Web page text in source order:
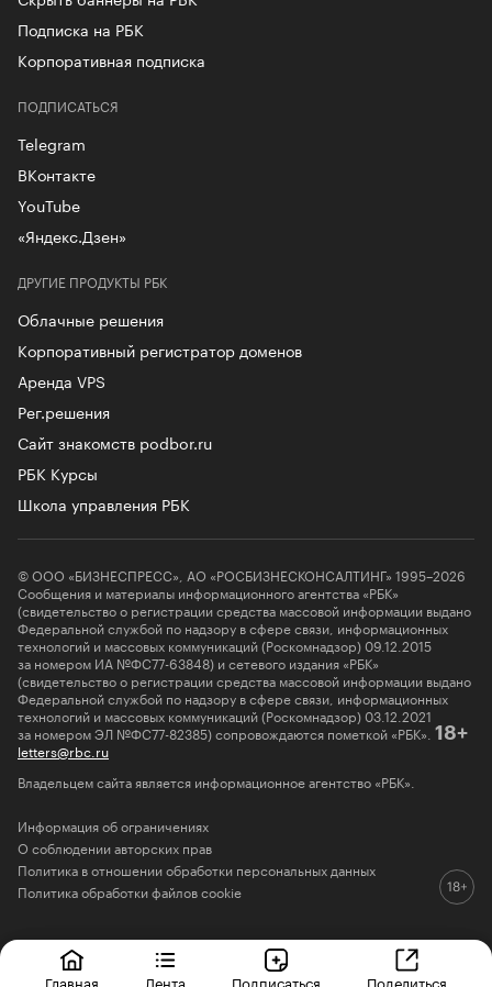
Подписка на РБК
Корпоративная подписка
ДРУГИЕ ПРОДУКТЫ РБК
Облачные решения
Корпоративный регистратор доменов
Аренда VPS
Рег.решения
Сайт знакомств podbor.ru
РБК Курсы
Школа управления РБК
ПОДПИСАТЬСЯ
Telegram
ВКонтакте
YouTube
«Яндекс.Дзен»
© ООО «БИЗНЕСПРЕСС», АО «РОСБИЗНЕСКОНСАЛТИНГ» 1995–2026
Сообщения и материалы информационного агентства «РБК»
(свидетельство о регистрации средства массовой информации выдано
Федеральной службой по надзору в сфере связи, информационных
технологий и массовых коммуникаций (Роскомнадзор) 09.12.2015
за номером ИА №ФС77-63848) и сетевого издания «РБК»
(свидетельство о регистрации средства массовой информации выдано
Федеральной службой по надзору в сфере связи, информационных
технологий и массовых коммуникаций (Роскомнадзор) 03.12.2021
за номером ЭЛ №ФС77-82385) сопровождаются пометкой «РБК». 18+
letters@rbc.ru
Владельцем сайта является информационное агентство «РБК».
Информация об ограничениях
О соблюдении авторских прав
Политика в отношении обработки персональных данных
Политика обработки файлов cookie
Главная Лента Подписаться Поделиться